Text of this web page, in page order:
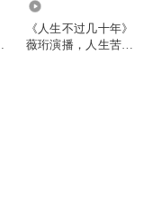
《人生不过几十年》
薇珩演播，人生苦